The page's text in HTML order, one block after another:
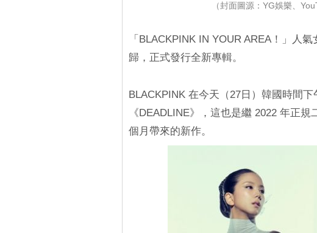
（封面圖源：YG娛樂、
「BLACKPINK IN YOUR AREA！」人
歸，正式發行全新專輯。
BLACKPINK 在今天（27日）韓國時間
《DEADLINE》，這也是繼 2022 年正
個月帶來的新作。